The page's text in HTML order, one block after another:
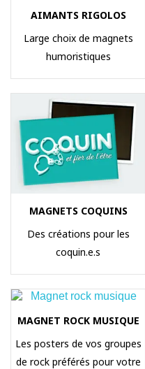
AIMANTS RIGOLOS
Large choix de magnets
humoristiques
MAGNETS COQUINS
Des créations pour les
coquin.e.s
MAGNET ROCK MUSIQUE
Les posters de vos groupes
de rock préférés pour votre